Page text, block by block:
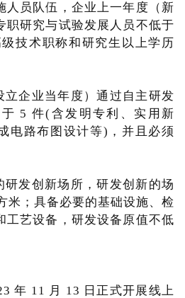
人员队伍，企业上一年度（新
职研究与试验发展人员不低于
技术职称和研究生以上学历
立企业当年度）通过自主研发
5 件(含发明专利、实用新
电路布图设计等)，并且必须
发创新场所，研发创新的场
米；具备必要的基础设施、检
工艺设备，研发设备原值不低
年 11 月 13 日正式开展线上